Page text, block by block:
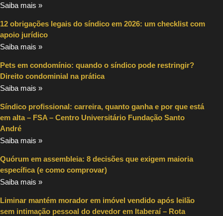
Saiba mais »
12 obrigações legais do síndico em 2026: um checklist com
apoio jurídico
Saiba mais »
Pets em condomínio: quando o síndico pode restringir?
Direito condominial na prática
Saiba mais »
Síndico profissional: carreira, quanto ganha e por que está
em alta – FSA – Centro Universitário Fundação Santo
André
Saiba mais »
Quórum em assembleia: 8 decisões que exigem maioria
específica (e como comprovar)
Saiba mais »
Liminar mantém morador em imóvel vendido após leilão
sem intimação pessoal do devedor em Itaberaí – Rota